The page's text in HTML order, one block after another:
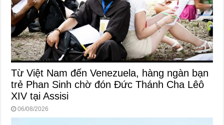
Từ Việt Nam đến Venezuela, hàng ngàn bạn
trẻ Phan Sinh chờ đón Đức Thánh Cha Lêô
XIV tại Assisi
06/08/2026